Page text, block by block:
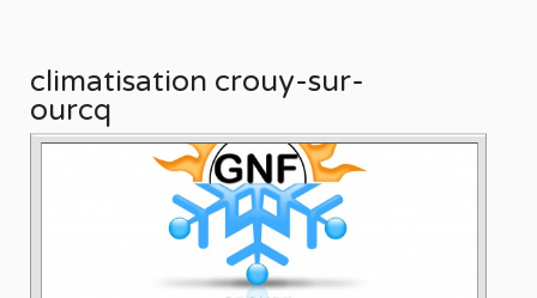
climatisation crouy-sur-
ourcq